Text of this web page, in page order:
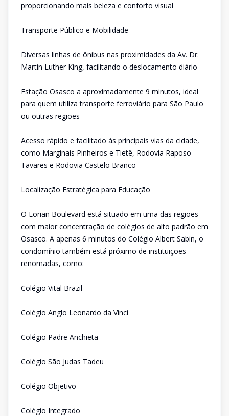
proporcionando mais beleza e conforto visual
Transporte Público e Mobilidade
Diversas linhas de ônibus nas proximidades da Av. Dr.
Martin Luther King, facilitando o deslocamento diário
Estação Osasco a aproximadamente 9 minutos, ideal
para quem utiliza transporte ferroviário para São Paulo
ou outras regiões
Acesso rápido e facilitado às principais vias da cidade,
como Marginais Pinheiros e Tietê, Rodovia Raposo
Tavares e Rodovia Castelo Branco
Localização Estratégica para Educação
O Lorian Boulevard está situado em uma das regiões
com maior concentração de colégios de alto padrão em
Osasco. A apenas 6 minutos do Colégio Albert Sabin, o
condomínio também está próximo de instituições
renomadas, como:
Colégio Vital Brazil
Colégio Anglo Leonardo da Vinci
Colégio Padre Anchieta
Colégio São Judas Tadeu
Colégio Objetivo
Colégio Integrado